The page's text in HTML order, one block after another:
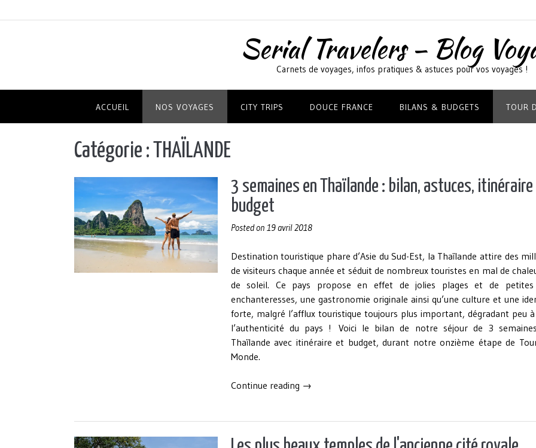
to
Serial Travelers – Blog
Carnets de voyages, infos pratiques & astuces pour vos voyages !
ACCUEIL NOS VOYAGES CITY TRIPS DOUCE FRANCE BILANS & BUDGETS TOUR
Catégorie : THAÏLANDE
3 semaines en Thaïlande : bilan, astuces,
budget
Posted on 19 avril 2018
Destination touristique phare d’Asie du Sud-Est, la Thaïlande attire des
de visiteurs chaque année et séduit de nombreux touristes en mal de
de soleil. Ce pays propose en effet de jolies plages et de petites
enchanteresses, une gastronomie originale ainsi qu’une culture et une
forte, malgré l’afflux touristique toujours plus important, dégradant peu
l’authenticité du pays ! Voici le bilan de notre séjour de 3
Thaïlande avec itinéraire et budget, durant notre onzième étape de
Monde.
Continue reading « 3
:
→